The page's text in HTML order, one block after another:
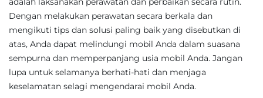
Dengan melakukan perawatan secara berkala dan
mengikuti tips dan solusi paling baik yang disebutkan di
atas, Anda dapat melindungi mobil Anda dalam suasana
sempurna dan memperpanjang usia mobil Anda. Jangan
lupa untuk selamanya berhati-hati dan menjaga
keselamatan selagi mengendarai mobil Anda.